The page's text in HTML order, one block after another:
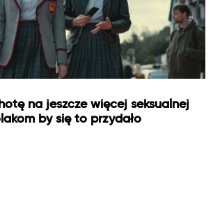
na jeszcze więcej seksualnej
by się to przydało